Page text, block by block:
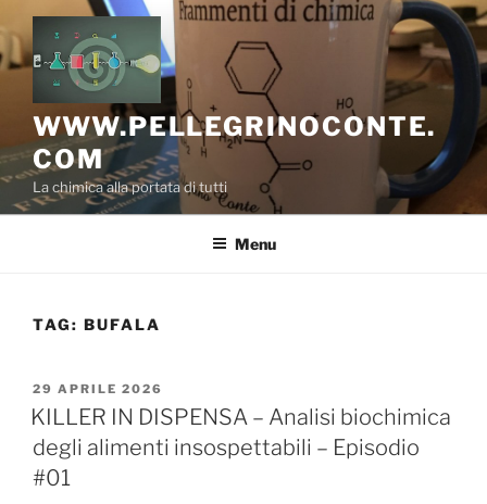
Salta
al
contenuto
WWW.PELLEGRINOCONTE.
COM
La chimica alla portata di tutti
Menu
TAG: BUFALA
PUBBLICATO
IL
29 APRILE 2026
KILLER IN DISPENSA – Analisi biochimica
degli alimenti insospettabili – Episodio
#01